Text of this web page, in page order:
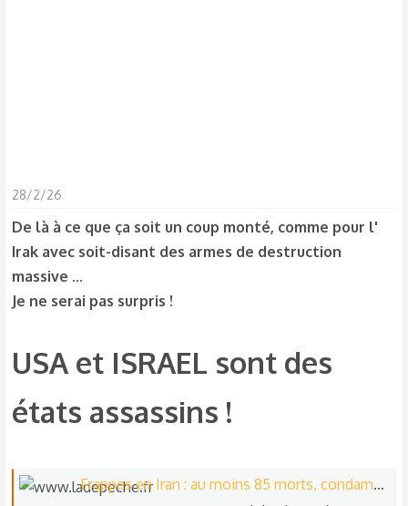
28/2/26
De là à ce que ça soit un coup monté, comme pour l'
Irak avec soit-disant des armes de destruction
massive ...
Je ne serai pas surpris !
USA et ISRAEL sont des
états assassins !​
Frappes en Iran : au moins 85 morts, condamnations… que sait-on sur l’attaque qui a été menée contre une école iranienne de filles ?